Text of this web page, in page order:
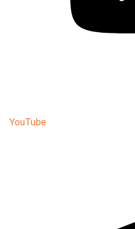
YouTube